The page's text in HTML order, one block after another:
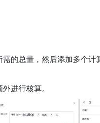
的总量，然后添加多个计
进行核算。